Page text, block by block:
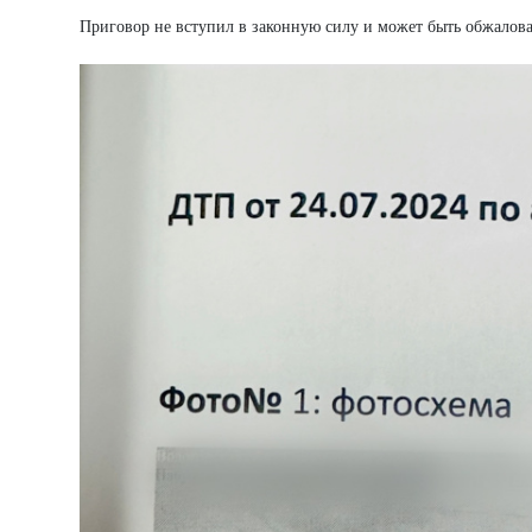
Приговор не вступил в законную силу и может быть